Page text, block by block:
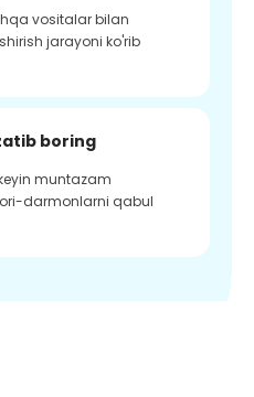
vositalar bilan
jarayoni ko'rib
boring
muntazam
darmonlarni qabul